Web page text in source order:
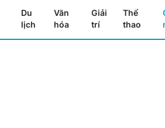
Du
lịch
Văn
hóa
Giải
trí
Thể
thao